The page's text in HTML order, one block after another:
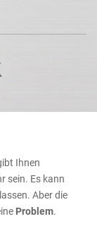
Ihnen
sein. Es kann
Aber die
Problem.